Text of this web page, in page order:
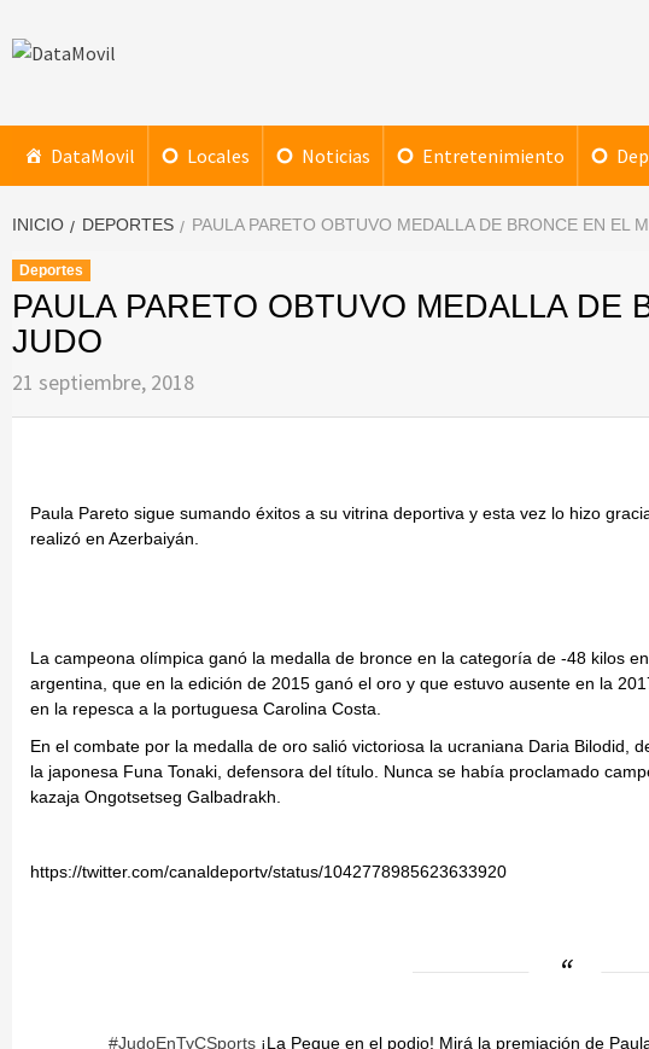
al
DataMovil
DataMovil Locales Noticias Entretenimiento
INICIO DEPORTES PAULA PARETO OBTUVO MEDALLA DE BRONCE EN EL
Deportes
PAULA PARETO OBTUVO MEDALLA DE
JUDO
21 septiembre, 2018
Paula Pareto sigue sumando éxitos a su vitrina deportiva y esta vez lo hizo
realizó en Azerbaiyán.
La campeona olímpica ganó la medalla de bronce en la categoría de -48 kilos
argentina, que en la edición de 2015 ganó el oro y que estuvo ausente en la
en la repesca a la portuguesa Carolina Costa.
En el combate por la medalla de oro salió victoriosa la ucraniana Daria Bilodid,
la japonesa Funa Tonaki, defensora del título. Nunca se había proclamado
kazaja Ongotsetseg Galbadrakh.
https://twitter.com/canaldeportv/status/1042778985623633920
#JudoEnTyCSports¡La Peque en el podio! Mirá la premiación de